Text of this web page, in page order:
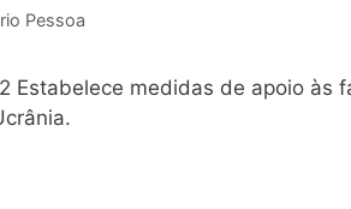
Pessoa
Estabelece medidas de apoio às